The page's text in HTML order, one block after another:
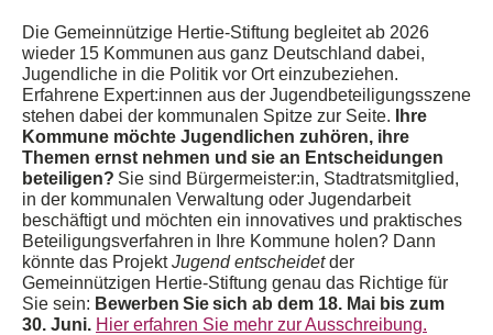
Die Gemeinnützige Hertie-Stiftung begleitet ab 2026
wieder 15 Kommunen aus ganz Deutschland dabei,
Jugendliche in die Politik vor Ort einzubeziehen.
Erfahrene Expert:innen aus der Jugendbeteiligungsszene
stehen dabei der kommunalen Spitze zur Seite.
Ihre
Kommune möchte Jugendlichen zuhören, ihre
Themen ernst nehmen und sie an Entscheidungen
beteiligen? Sie sind Bürgermeister:in, Stadtratsmitglied,
in der kommunalen Verwaltung oder Jugendarbeit
beschäftigt und möchten ein innovatives und praktisches
Beteiligungsverfahren in Ihre Kommune holen? Dann
könnte das Projekt Jugendentscheidetder
Gemeinnützigen Hertie-Stiftung genau das Richtige für
Sie sein: Bewerben Sie sich ab dem 18. Mai bis zum
30. Juni. Hier erfahren Sie mehr zur Ausschreibung.